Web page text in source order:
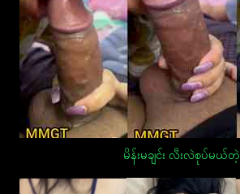
မိန်းမချင်း လီးလဲစုပ်မယ်တဲ့